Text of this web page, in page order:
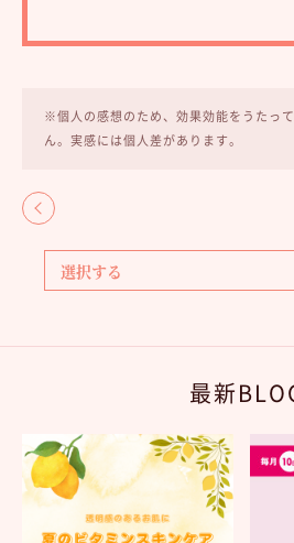
※個人の感想のため、効果効能をうたっ
ん。実感には個人差があります。
最新